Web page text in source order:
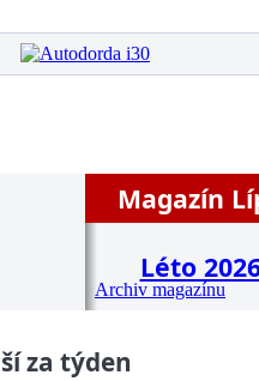
Magazín
Léto
Archiv magazínu
za týden